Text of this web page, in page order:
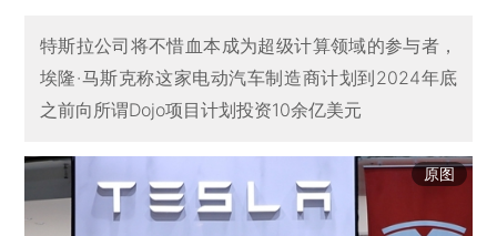
特斯拉公司将不惜血本成为超级计算领域的参与者，
埃隆·马斯克称这家电动汽车制造商计划到2024年底
之前向所谓Dojo项目计划投资10余亿美元
原图